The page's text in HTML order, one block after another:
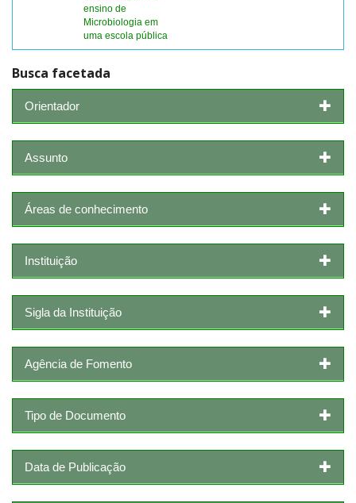
ensino de
Microbiologia em
uma escola pública
Busca facetada
Orientador
Assunto
Áreas de conhecimento
Instituição
Sigla da Instituição
Agência de Fomento
Tipo de Documento
Data de Publicação